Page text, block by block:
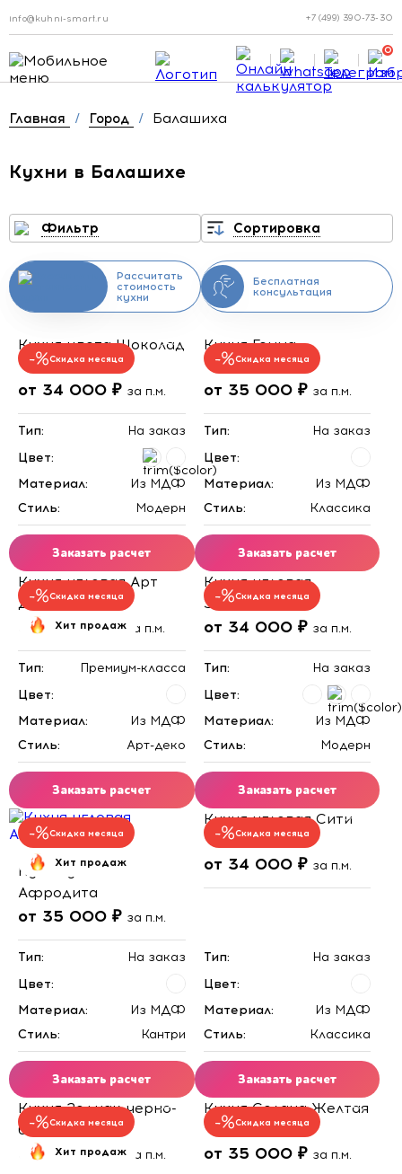
info@kuhni-smart.ru +7 (499) 390-73-30
0
Главная / Город / Балашиха
Кухни в Балашихе
Фильтр Сортировка
Рассчитать
стоимость
кухни
Бесплатная
консультация
Скидка месяца
Кухня цвета Шоколад
от 34 000 ₽ за п.м.
Тип:
На заказ
Цвет:
Материал:
Из МДФ
Стиль:
Модерн
Заказать расчет
Скидка месяца
Кухня Гемма
от 35 000 ₽ за п.м.
Тип:
На заказ
Цвет:
Материал:
Из МДФ
Стиль:
Классика
Заказать расчет
Скидка месяца
Хит продаж
Кухня угловая Арт
Деко (12 м²)
от 39 000 ₽за п.м.
Тип:
Премиум-класса
Цвет:
Материал:
Из МДФ
Стиль:
Арт-деко
Заказать расчет
Скидка месяца
Кухня угловая
Эллегия
от 34 000 ₽ за п.м.
Тип:
На заказ
Цвет:
Материал:
Из МДФ
Стиль:
Модерн
Заказать расчет
Скидка месяца
Хит продаж
Кухня угловая
Афродита
от 35 000 ₽ за п.м.
Тип:
На заказ
Цвет:
Материал:
Из МДФ
Стиль:
Кантри
Заказать расчет
Скидка месяца
Кухня угловая Сити
от 34 000 ₽ за п.м.
Тип:
На заказ
Цвет:
Материал:
Из МДФ
Стиль:
Классика
Заказать расчет
Скидка месяца
Хит продаж
Кухня Зодиак черно-
белая
от 34 000 ₽ за п.м.
Скидка месяца
Кухня Солана Желтая
от 35 000 ₽ за п.м.